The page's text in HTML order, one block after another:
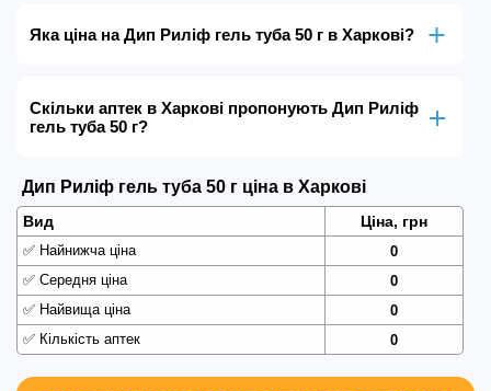
Яка ціна на Дип Риліф гель туба 50 г в Харкові?
Скільки аптек в Харкові пропонують Дип Риліф
гель туба 50 г?
Дип Риліф гель туба 50 г ціна в Харкові
Вид Ціна, грн
✅ Найнижча ціна
0
✅ Середня ціна
0
✅ Найвища ціна
0
✅ Кількість аптек 0